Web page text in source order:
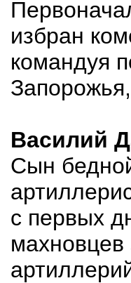
избран
командуя
Василий
Сын
с первых
махновцев